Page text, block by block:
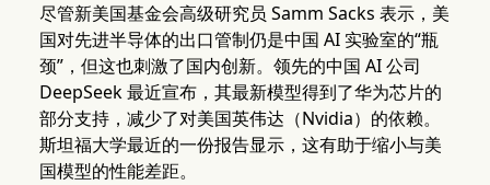
尽管新美国基金会高级研究员 Samm Sacks 表示，美
国对先进半导体的出口管制仍是中国 AI 实验室的“瓶
颈”，但这也刺激了国内创新。领先的中国 AI 公司
DeepSeek 最近宣布，其最新模型得到了华为芯片的
部分支持，减少了对美国英伟达（Nvidia）的依赖。
斯坦福大学最近的一份报告显示，这有助于缩小与美
国模型的性能差距。